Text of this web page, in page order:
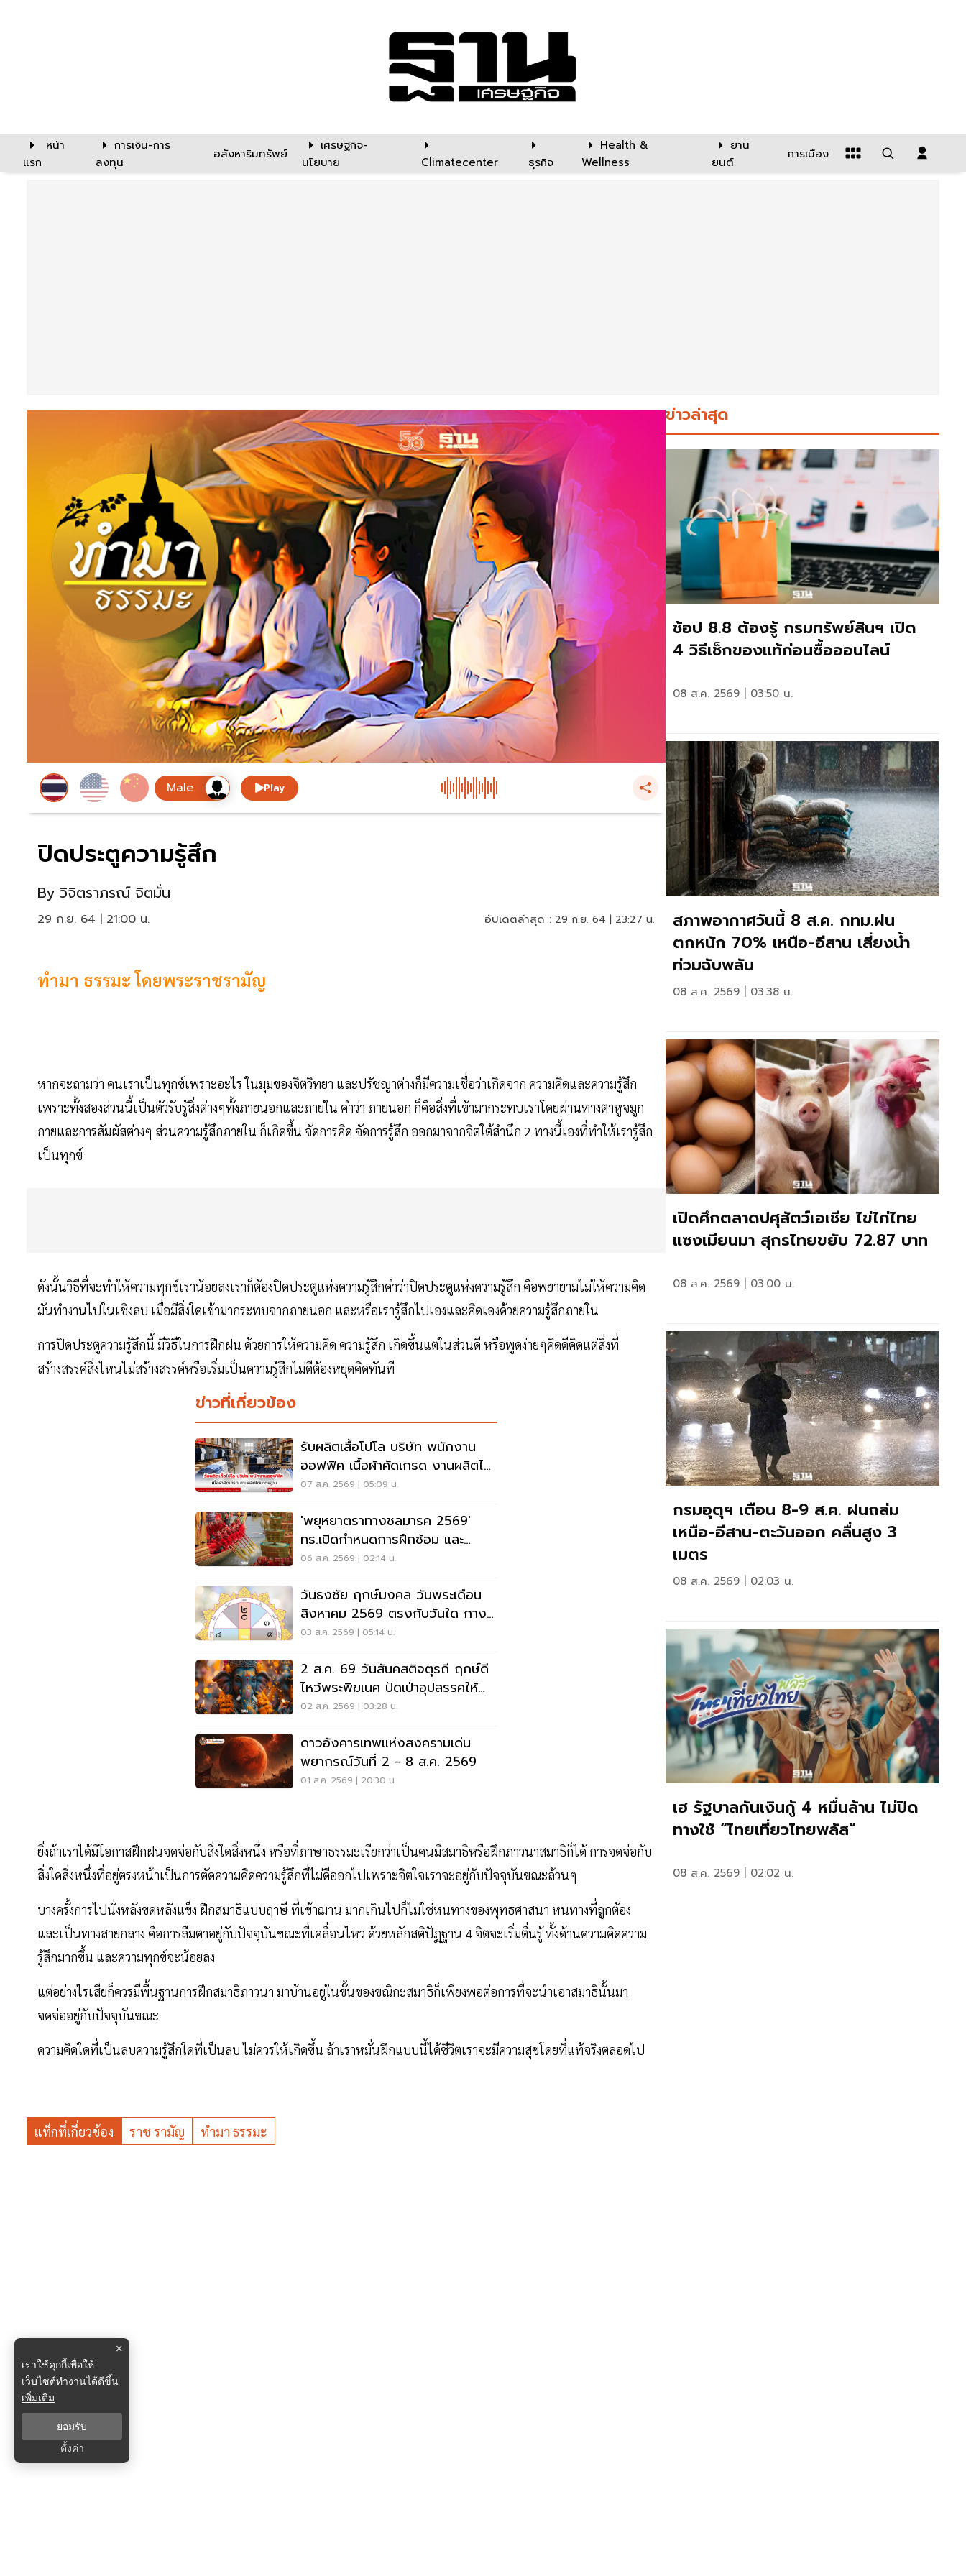
หน้า
แรก
การเงิน-การ
ลงทุน
อสังหาริมทรัพย์
เศรษฐกิจ-
นโยบาย
Climatecenter ธุรกิจ
Health &
Wellness
ยาน
ยนต์
การเมือง
Play
ปิดประตูความรู้สึก
By วิจิตราภรณ์ จิตมั่น
29 ก.ย. 64 | 21:00 น. อัปเดตล่าสุด : 29 ก.ย. 64 | 23:27 น.
ทำมา ธรรมะ โดยพระราชรามัญ
หากจะถามว่า คนเราเป็นทุกข์เพราะอะไร ในมุมของจิตวิทยา และปรัชญาต่างก็มีความเชื่อว่าเกิดจาก ความคิดและความรู้สึก
เพราะทั้งสองส่วนนี้เป็นตัวรับรู้สิ่งต่างๆทั้งภายนอกและภายใน คำว่า ภายนอก ก็คือสิ่งที่เข้ามากระทบเราโดยผ่านทางตาหูจมูก
กายและการสัมผัสต่างๆ ส่วนความรู้สึกภายใน ก็เกิดขึ้น จัดการคิด จัดการรู้สึก ออกมาจากจิตใต้สำนึก 2 ทางนี้เองที่ทำให้เรารู้สึก
เป็นทุกข์
ดังนั้นวิธีที่จะทำให้ความทุกข์เราน้อยลงเราก็ต้องปิดประตูแห่งความรู้สึกคำว่าปิดประตูแห่งความรู้สึก คือพยายามไม่ให้ความคิด
มันทำงานไปในเชิงลบ เมื่อมีสิ่งใดเข้ามากระทบจากภายนอก และหรือเรารู้สึกไปเองและคิดเองด้วยความรู้สึกภายใน
การปิดประตูความรู้สึกนี้ มีวิธีในการฝึกฝน ด้วยการให้ความคิด ความรู้สึก เกิดขึ้นแต่ในส่วนดี หรือพูดง่ายๆคิดดีคิดแต่สิ่งที่
สร้างสรรค์สิ่งไหนไม่สร้างสรรค์หรือเริ่มเป็นความรู้สึกไม่ดีต้องหยุดคิดทันที
ข่าวที่เกี่ยวข้อง
รับผลิตเสื้อโปโล บริษัท พนักงาน
ออฟฟิศ เนื้อผ้าคัดเกรด งานผลิตได้
มาตรฐาน
07 ส.ค. 2569 | 05:09 น.
'พยุหยาตราทางชลมารค 2569'
ทร.เปิดกำหนดการฝึกซ้อม และ
วันพระราชพิธี จุดชมขบวน
06 ส.ค. 2569 | 02:14 น.
วันธงชัย ฤกษ์มงคล วันพระเดือน
สิงหาคม 2569 ตรงกับวันใด กาง
ปฏิทินเช็กที่นี่
03 ส.ค. 2569 | 05:14 น.
2 ส.ค. 69 วันสันคสติจตุรถี ฤกษ์ดี
ไหว้พระพิฆเนศ ปัดเป่าอุปสรรคให้
ชีวิตปัง
02 ส.ค. 2569 | 03:28 น.
ดาวอังคารเทพแห่งสงครามเด่น
พยากรณ์วันที่ 2 - 8 ส.ค. 2569
01 ส.ค. 2569 | 20:30 น.
ยิ่งถ้าเราได้มีโอกาสฝึกฝนจดจ่อกับสิ่งใดสิ่งหนึ่ง หรือที่ภาษาธรรมะเรียกว่าเป็นคนมีสมาธิหรือฝึกภาวนาสมาธิก็ได้ การจดจ่อกับ
สิ่งใดสิ่งหนึ่งที่อยู่ตรงหน้าเป็นการตัดความคิดความรู้สึกที่ไม่ดีออกไปเพราะจิตใจเราจะอยู่กับปัจจุบันขณะล้วนๆ
บางครั้งการไปนั่งหลังขดหลังแข็ง ฝึกสมาธิแบบฤาษี ที่เข้าฌาน มากเกินไปก็ไม่ใช่หนทางของพุทธศาสนา หนทางที่ถูกต้อง
และเป็นทางสายกลาง คือการลืมตาอยู่กับปัจจุบันขณะที่เคลื่อนไหว ด้วยหลักสติปัฏฐาน 4 จิตจะเริ่มตื่นรู้ ทั้งด้านความคิดความ
รู้สึกมากขึ้น และความทุกข์จะน้อยลง
แต่อย่างไรเสียก็ควรมีพื้นฐานการฝึกสมาธิภาวนา มาบ้านอยู่ในขั้นของขณิกะสมาธิก็เพียงพอต่อการที่จะนำเอาสมาธินั้นมา
จดจ่ออยู่กับปัจจุบันขณะ
ความคิดใดที่เป็นลบความรู้สึกใดที่เป็นลบ ไม่ควรให้เกิดขึ้น ถ้าเราหมั่นฝึกแบบนี้ได้ชีวิตเราจะมีความสุขโดยที่แท้จริงตลอดไป
แท็กที่เกี่ยวข้อง ราช รามัญ ทำมา ธรรมะ
ข่าวล่าสุด
ช้อป 8.8 ต้องรู้ กรมทรัพย์สินฯ เปิด
4 วิธีเช็กของแท้ก่อนซื้อออนไลน์
08 ส.ค. 2569 | 03:50 น.
สภาพอากาศวันนี้ 8 ส.ค. กทม.ฝน
ตกหนัก 70% เหนือ-อีสาน เสี่ยงน้ำ
ท่วมฉับพลัน
08 ส.ค. 2569 | 03:38 น.
เปิดศึกตลาดปศุสัตว์เอเชีย ไข่ไก่ไทย
แซงเมียนมา สุกรไทยขยับ 72.87 บาท
08 ส.ค. 2569 | 03:00 น.
กรมอุตุฯ เตือน 8-9 ส.ค. ฝนถล่ม
เหนือ-อีสาน-ตะวันออก คลื่นสูง 3
เมตร
08 ส.ค. 2569 | 02:03 น.
เฮ รัฐบาลกันเงินกู้ 4 หมื่นล้าน ไม่ปิด
ทางใช้ “ไทยเที่ยวไทยพลัส”
08 ส.ค. 2569 | 02:02 น.
×
เราใช้คุกกี้เพื่อให้
เว็บไซต์ทำงานได้ดีขึ้น
เพิ่มเติม
ยอมรับ
ตั้งค่า